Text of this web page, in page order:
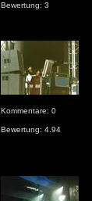
Bewertung: 3
Kommentare: 0
Bewertung: 4.94